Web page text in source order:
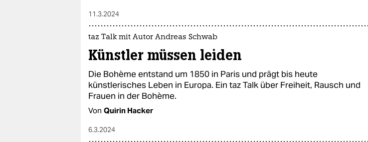
11.3.2024
taz Talk mit Autor Andreas Schwab
Künstler müssen leiden
Die Bohème entstand um 1850 in Paris und prägt bis heute
künstlerisches Leben in Europa. Ein taz Talk über Freiheit, Rausch und
Frauen in der Bohème.
Von Quirin Hacker
6.3.2024